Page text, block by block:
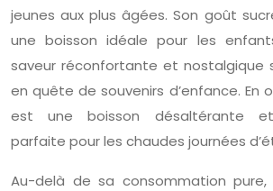
jeunes aux plus âgées. Son goût
une boisson idéale pour les
saveur réconfortante et nostalgique
en quête de souvenirs d’enfance. En
est une boisson désaltérante et
parfaite pour les chaudes journées
Au-delà de sa consommation